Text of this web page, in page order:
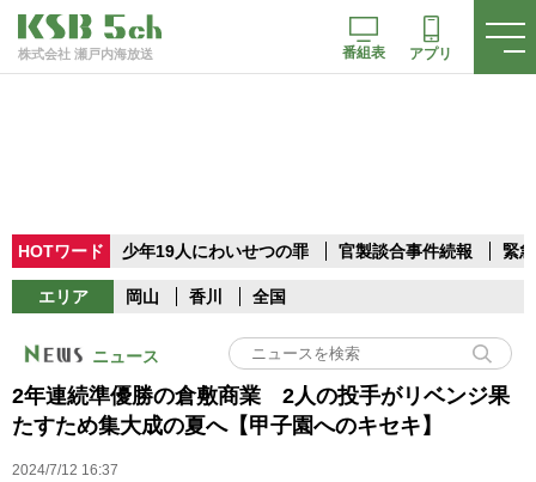
株式会社 瀬戸内海放送 番組表 アプリ
HOTワード 少年19人にわいせつの罪 官製談合事件続報 緊
エリア 岡山 香川 全国
ニュース
2年連続準優勝の倉敷商業 2人の投手がリベンジ果
たすため集大成の夏へ【甲子園へのキセキ】
2024/7/12 16:37